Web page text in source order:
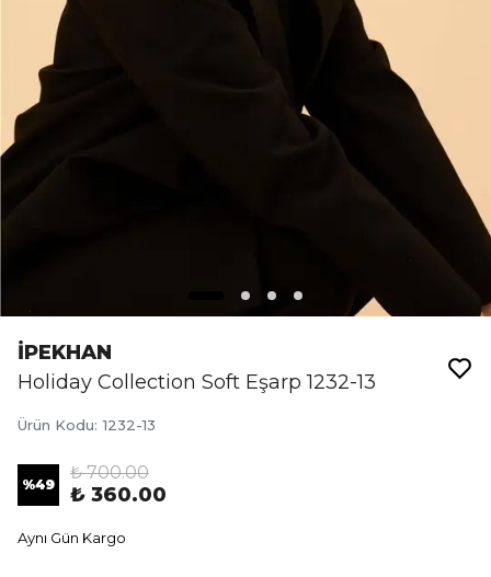
İPEKHAN
Holiday Collection Soft Eşarp 1232-13
Ürün Kodu: 1232-13
%49
₺ 700.00
₺ 360.00
Aynı Gün Kargo